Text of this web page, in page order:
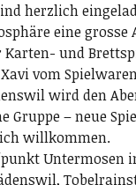
herzlich
eine grosse
und
vom
wird den
Gruppe – neue
willkommen.
Untermosen